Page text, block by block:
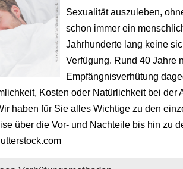
Sexualität auszuleben,
schon immer ein
Jahrhunderte lang keine
Verfügung. Rund 40 Jahre
Empfängnisverhütung
Kosten oder Natürlichkeit bei der
haben für Sie alles Wichtige zu den
über die Vor- und Nachteile bis hin zu